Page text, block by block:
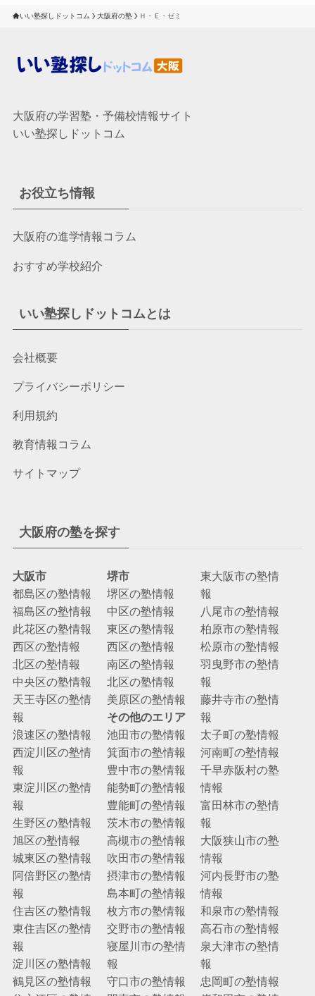
いい塾探しドットコム 大阪府の塾 Ｈ・Ｅ・ゼミ
大阪府の学習塾・予備校情報サイト
いい塾探しドットコム
お役立ち情報
大阪府の進学情報コラム
おすすめ学校紹介
いい塾探しドットコムとは
会社概要
プライバシーポリシー
利用規約
教育情報コラム
サイトマップ
大阪府の塾を探す
大阪市
都島区の塾情報
福島区の塾情報
此花区の塾情報
西区の塾情報
北区の塾情報
中央区の塾情報
天王寺区の塾情
報
浪速区の塾情報
西淀川区の塾情
報
東淀川区の塾情
報
生野区の塾情報
旭区の塾情報
城東区の塾情報
阿倍野区の塾情
報
住吉区の塾情報
東住吉区の塾情
報
淀川区の塾情報
鶴見区の塾情報
堺市
堺区の塾情報
中区の塾情報
東区の塾情報
西区の塾情報
南区の塾情報
北区の塾情報
美原区の塾情報
その他のエリア
池田市の塾情報
箕面市の塾情報
豊中市の塾情報
能勢町の塾情報
豊能町の塾情報
茨木市の塾情報
高槻市の塾情報
吹田市の塾情報
摂津市の塾情報
島本町の塾情報
枚方市の塾情報
交野市の塾情報
寝屋川市の塾情
報
守口市の塾情報
東大阪市の塾情
報
八尾市の塾情報
柏原市の塾情報
松原市の塾情報
羽曳野市の塾情
報
藤井寺市の塾情
報
太子町の塾情報
河南町の塾情報
千早赤阪村の塾
情報
富田林市の塾情
報
大阪狭山市の塾
情報
河内長野市の塾
情報
和泉市の塾情報
高石市の塾情報
泉大津市の塾情
報
忠岡町の塾情報